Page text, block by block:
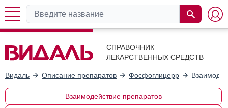
СПРАВОЧНИК
ЛЕКАРСТВЕННЫХ СРЕДСТВ
Видаль Описание препаратов Фосфоглицерр
Взаимодействие препаратов